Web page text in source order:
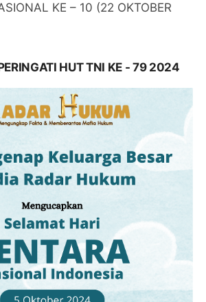
KE – 10 (22 OKTOBER
HUT TNI KE - 79 2024